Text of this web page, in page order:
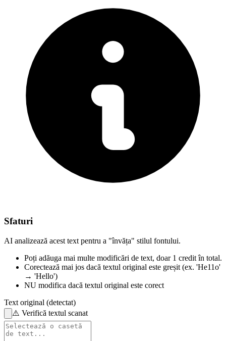
Sfaturi
AI analizează acest text pentru a "învăța" stilul fontului.
Poți adăuga mai multe modificări de text, doar 1 credit în total.
Corectează mai jos dacă textul original este greșit (ex. 'He11o'
→ 'Hello')
NU modifica dacă textul original este corect
Text original (detectat)
⚠️ Verifică textul scanat